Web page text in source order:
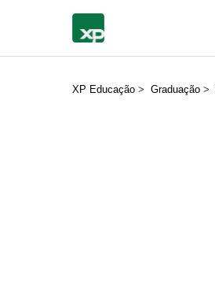
XP Educação Graduação